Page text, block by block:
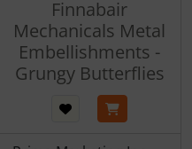
Finnabair
Mechanicals Metal
Embellishments -
Grungy Butterflies